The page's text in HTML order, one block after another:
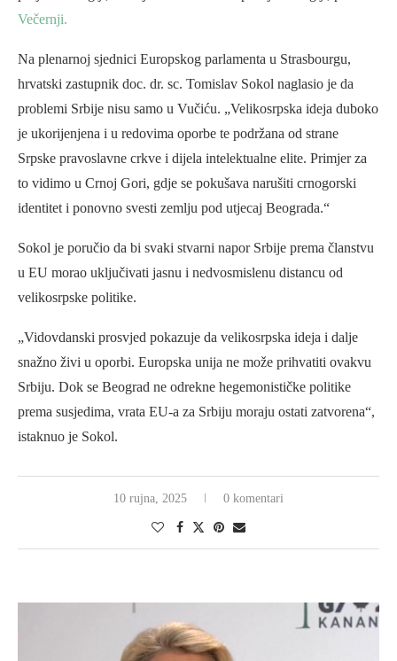
Večernji.
Na plenarnoj sjednici Europskog parlamenta u Strasbourgu,
hrvatski zastupnik doc. dr. sc. Tomislav Sokol naglasio je da
problemi Srbije nisu samo u Vučiću. „Velikosrpska ideja duboko
je ukorijenjena i u redovima oporbe te podržana od strane
Srpske pravoslavne crkve i dijela intelektualne elite. Primjer za
to vidimo u Crnoj Gori, gdje se pokušava narušiti crnogorski
identitet i ponovno svesti zemlju pod utjecaj Beograda.“
Sokol je poručio da bi svaki stvarni napor Srbije prema članstvu
u EU morao uključivati jasnu i nedvosmislenu distancu od
velikosrpske politike.
„Vidovdanski prosvjed pokazuje da velikosrpska ideja i dalje
snažno živi u oporbi. Europska unija ne može prihvatiti ovakvu
Srbiju. Dok se Beograd ne odrekne hegemonističke politike
prema susjedima, vrata EU-a za Srbiju moraju ostati zatvorena“,
istaknuo je Sokol.
10 rujna, 2025 0 komentari